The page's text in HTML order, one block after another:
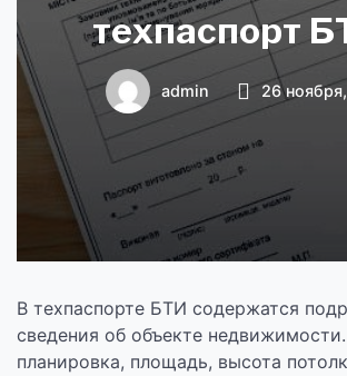
техпаспорт
admin 26
В техпаспорте БТИ содержатся
сведения об объекте
планировка, площадь, высота